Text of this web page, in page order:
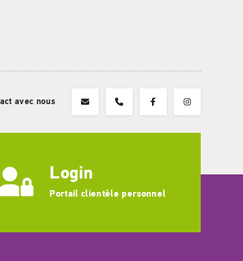
avec nous
Login
Portail clientèle personnel